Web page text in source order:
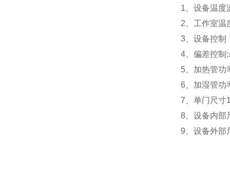
1 、设备温
2 、工作室
3、设备控制
4、偏差控制 :
5、加热管功
6 、加湿管功
7 、单门尺寸
8、设备内部
9 、设备外部